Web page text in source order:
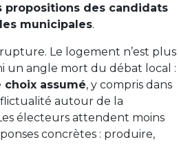
des candidats
municipales.
Le logement n’est plus
un angle mort du débat local :
assumé, y compris dans
autour de la
électeurs attendent moins
concrètes : produire,